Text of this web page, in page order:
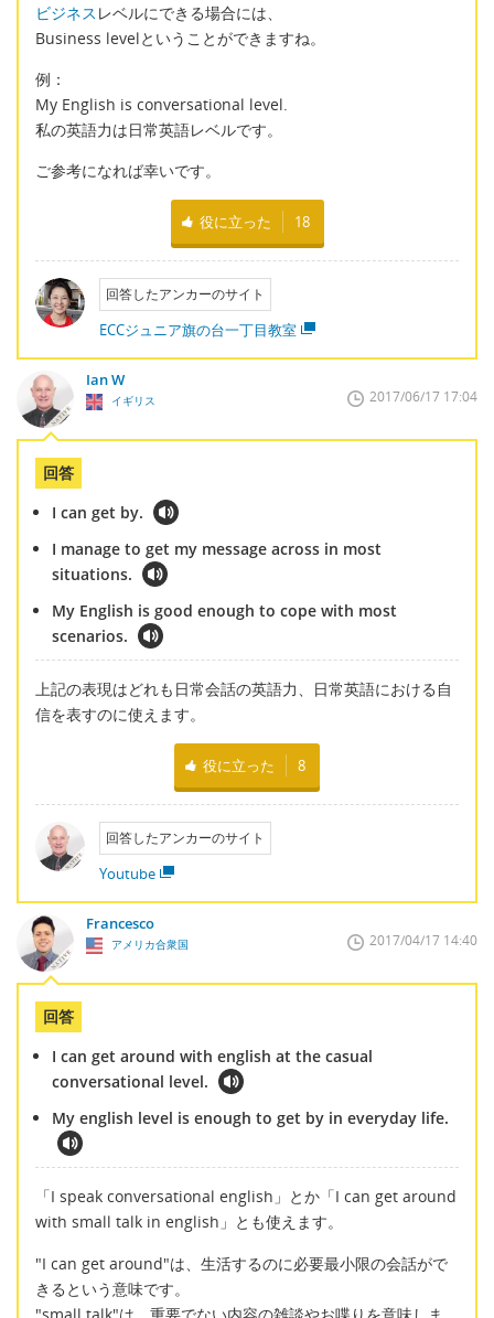
ビジネス レベルにできる場合には、
Business levelということができますね。
例：
My English is conversational level.
私の英語力は日常英語レベルです。
ご参考になれば幸いです。
役に立った 18
回答したアンカーのサイト
ECCジュニア旗の台一丁目教室
Ian W
イギリス 2017/06/17 17:04
回答
I can get by.
I manage to get my message across in most
situations.
My English is good enough to cope with most
scenarios.
上記の表現はどれも日常会話の英語力、日常英語における自
信を表すのに使えます。
役に立った 8
回答したアンカーのサイト
Youtube
Francesco
アメリカ合衆国 2017/04/17 14:40
回答
I can get around with english at the casual
conversational level.
My english level is enough to get by in everyday life.
「I speak conversational english」とか「I can get around
with small talk in english」とも使えます。
"I can get around"は、生活するのに必要最小限の会話がで
きるという意味です。